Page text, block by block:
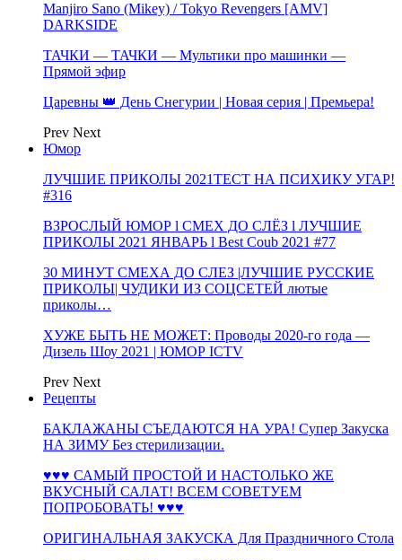
Manjiro Sano (Mikey) / Tokyo Revengers [AMV]
DARKSIDE
ТАЧКИ — ТАЧКИ — Мультики про машинки —
Прямой эфир
Царевны 👑 День Снегурии | Новая серия | Премьера!
Prev Next
Юмор
ЛУЧШИЕ ПРИКОЛЫ 2021ТЕСТ НА ПСИХИКУ УГАР!
#316
ВЗРОСЛЫЙ ЮМОР l СМЕХ ДО СЛЁЗ l ЛУЧШИЕ
ПРИКОЛЫ 2021 ЯНВАРЬ l Best Coub 2021 #77
30 МИНУТ СМЕХА ДО СЛЕЗ |ЛУЧШИЕ РУССКИЕ
ПРИКОЛЫ| ЧУДИКИ ИЗ СОЦСЕТЕЙ лютые
приколы…
ХУЖЕ БЫТЬ НЕ МОЖЕТ: Проводы 2020-го года —
Дизель Шоу 2021 | ЮМОР ICTV
Prev Next
Рецепты
БАКЛАЖАНЫ СЪЕДАЮТСЯ НА УРА! Супер Закуска
НА ЗИМУ Без стерилизации.
♥♥♥ САМЫЙ ПРОСТОЙ И НАСТОЛЬКО ЖЕ
ВКУСНЫЙ САЛАТ! ВСЕМ СОВЕТУЕМ
ПОПРОБОВАТЬ! ♥♥♥
ОРИГИНАЛЬНАЯ ЗАКУСКА Для Праздничного Стола